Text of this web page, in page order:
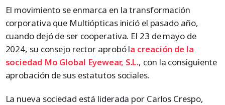
El movimiento se enmarca en la transformación
corporativa que Multiópticas inició el pasado año,
cuando dejó de ser cooperativa. El 23 de mayo de
2024, su consejo rector aprobó la creación de la
sociedad Mo Global Eyewear, S.L., con la consiguiente
aprobación de sus estatutos sociales.
La nueva sociedad está liderada por Carlos Crespo,